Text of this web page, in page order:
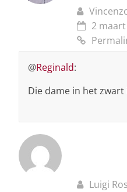
2
@Reginald:
Die dame in het
Luigi